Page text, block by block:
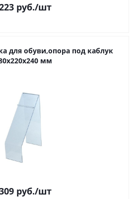
руб./шт
обуви,опора под каблук
мм
руб./шт